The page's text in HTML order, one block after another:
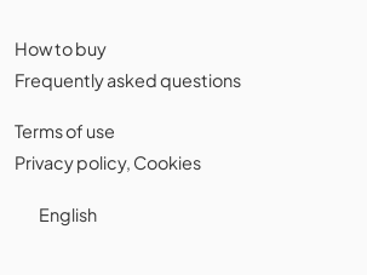
How to buy
Frequently asked questions
Terms of use
Privacy policy, Cookies
English